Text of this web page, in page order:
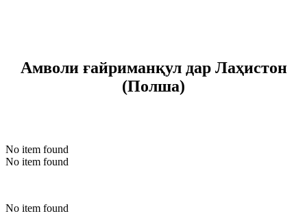
Амволи ғайриманқул дар Лаҳистон
(Полша)
No item found
No item found
No item found